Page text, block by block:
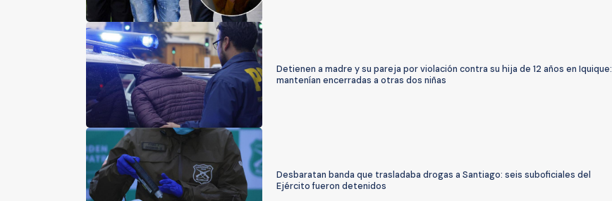
Detienen a madre y su pareja por violación contra su hija de 12 años en Iquique:
mantenían encerradas a otras dos niñas
Desbaratan banda que trasladaba drogas a Santiago: seis suboficiales del
Ejército fueron detenidos